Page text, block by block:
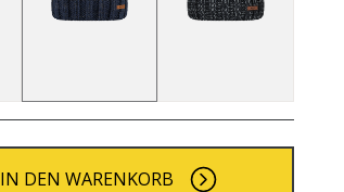
IN DEN WARENKORB